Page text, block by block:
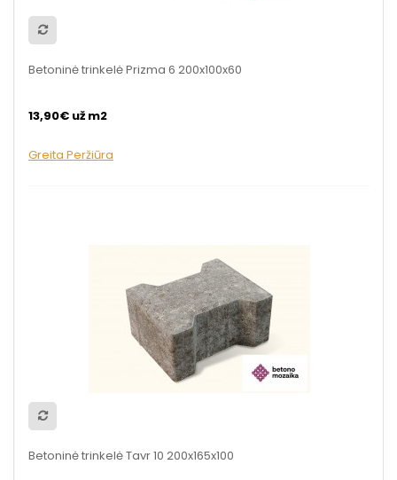
Betoninė trinkelė Prizma 6 200x100x60
13,90€ už m2
Greita Peržiūra
Betoninė trinkelė Tavr 10 200x165x100